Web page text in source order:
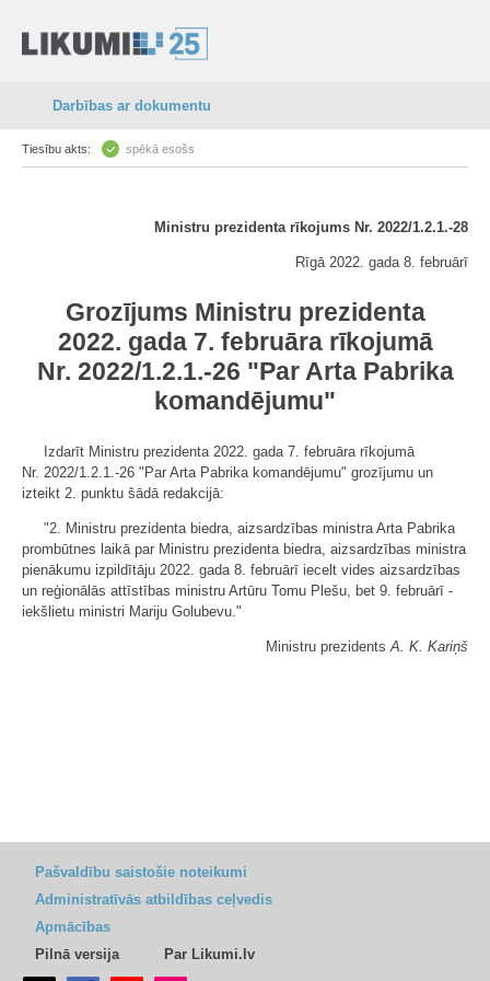
Darbības ar dokumentu
Tiesību akts: spēkā esošs
Ministru prezidenta rīkojums Nr. 2022/1.2.1.-28
Rīgā 2022. gada 8. februārī
Grozījums Ministru prezidenta
2022. gada 7. februāra rīkojumā
Nr. 2022/1.2.1.-26 "Par Arta Pabrika
komandējumu"
Izdarīt Ministru prezidenta 2022. gada 7. februāra rīkojumā
Nr. 2022/1.2.1.-26 "Par Arta Pabrika komandējumu" grozījumu un
izteikt 2. punktu šādā redakcijā:
"2. Ministru prezidenta biedra, aizsardzības ministra Arta Pabrika
prombūtnes laikā par Ministru prezidenta biedra, aizsardzības ministra
pienākumu izpildītāju 2022. gada 8. februārī iecelt vides aizsardzības
un reģionālās attīstības ministru Artūru Tomu Plešu, bet 9. februārī -
iekšlietu ministri Mariju Golubevu."
Ministru prezidentsA. K. Kariņš
Pašvaldību saistošie noteikumi
Administratīvās atbildības ceļvedis
Apmācības
Pilnā versija
Par Likumi.lv